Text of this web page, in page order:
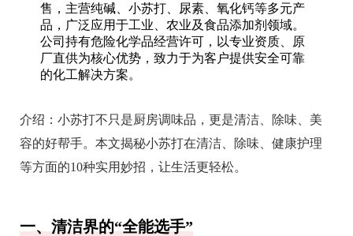
售，主营纯碱、小苏打、尿素、氧化钙等多元产
品，广泛应用于工业、农业及食品添加剂领域。
公司持有危险化学品经营许可，以专业资质、原
厂直供为核心优势，致力于为客户提供安全可靠
的化工解决方案。
介绍： 小苏打不只是厨房调味品，更是清洁、除味、美
容的好帮手。本文揭秘小苏打在清洁、除味、健康护理
等方面的10种实用妙招，让生活更轻松。
一、清洁界的“全能选手”